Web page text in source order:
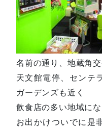
名前の通り、地蔵角
天文館電停、センテ
ガーデンズも近く
飲食店の多い地域にな
お出かけついでに是